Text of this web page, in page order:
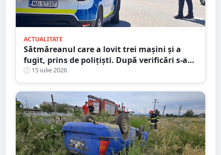
ACTUALITATE
Sătmăreanul care a lovit trei mașini și a
fugit, prins de polițiști. După verificări s-a
ales și cu dosar penal
15 iulie 2026